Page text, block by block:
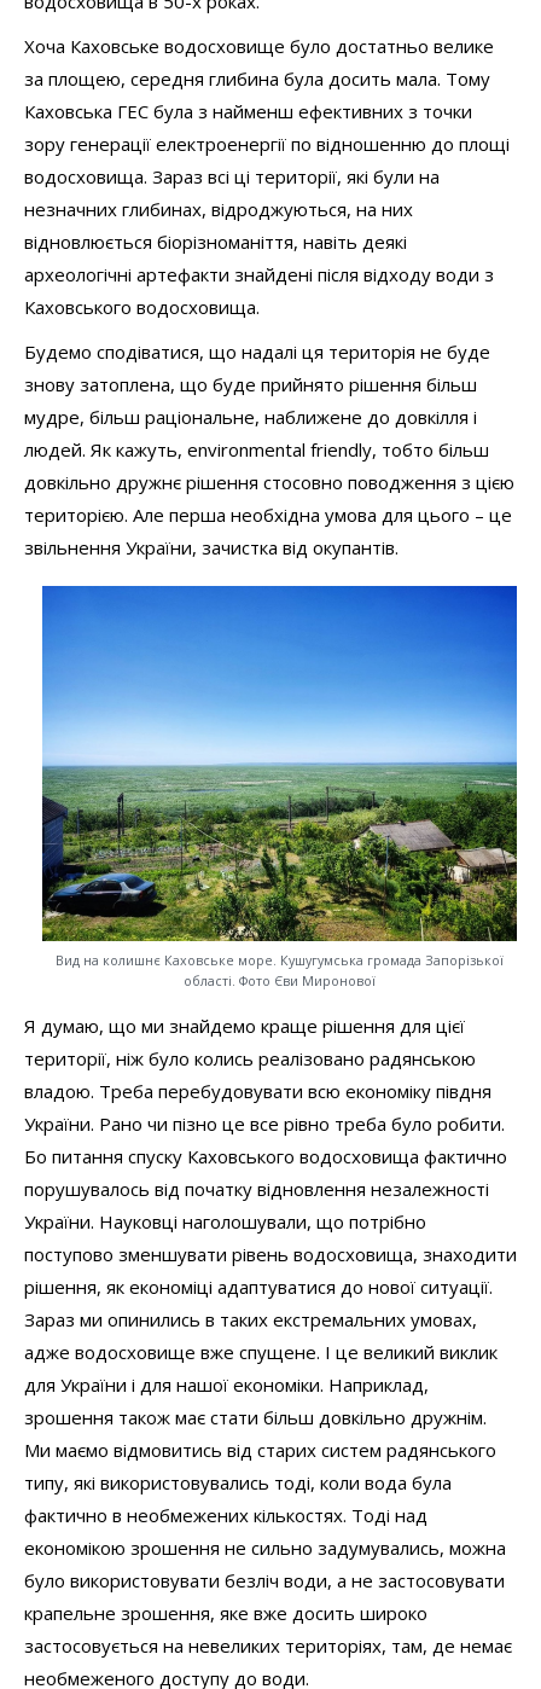
Хоча Каховське водосховище було достатньо велике
за площею, середня глибина була досить мала. Тому
Каховська ГЕС була з найменш ефективних з точки
зору генерації електроенергії по відношенню до площі
водосховища. Зараз всі ці території, які були на
незначних глибинах, відроджуються, на них
відновлюється біорізноманіття, навіть деякі
археологічні артефакти знайдені після відходу води з
Каховського водосховища.
Будемо сподіватися, що надалі ця територія не буде
знову затоплена, що буде прийнято рішення більш
мудре, більш раціональне, наближене до довкілля і
людей. Як кажуть, environmental friendly, тобто більш
довкільно дружнє рішення стосовно поводження з цією
територією. Але перша необхідна умова для цього – це
звільнення України, зачистка від окупантів.
Вид на колишнє Каховське море. Кушугумська громада Запорізької
області. Фото Єви Миронової
Я думаю, що ми знайдемо краще рішення для цієї
території, ніж було колись реалізовано радянською
владою. Треба перебудовувати всю економіку півдня
України. Рано чи пізно це все рівно треба було робити.
Бо питання спуску Каховського водосховища фактично
порушувалось від початку відновлення незалежності
України. Науковці наголошували, що потрібно
поступово зменшувати рівень водосховища, знаходити
рішення, як економіці адаптуватися до нової ситуації.
Зараз ми опинились в таких екстремальних умовах,
адже водосховище вже спущене. І це великий виклик
для України і для нашої економіки. Наприклад,
зрошення також має стати більш довкільно дружнім.
Ми маємо відмовитись від старих систем радянського
типу, які використовувались тоді, коли вода була
фактично в необмежених кількостях. Тоді над
економікою зрошення не сильно задумувались, можна
було використовувати безліч води, а не застосовувати
крапельне зрошення, яке вже досить широко
застосовується на невеликих територіях, там, де немає
необмеженого доступу до води.